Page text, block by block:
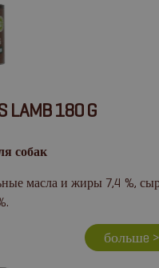
LAMB 180 G
собак
масла и жиры 7,4 %,
большe >